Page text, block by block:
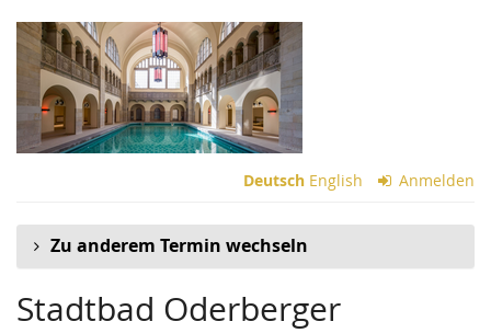
Zum
Haupt-
Inhalt
springen
Deutsch English Anmelden
Zu anderem Termin wechseln
Stadtbad Oderberger